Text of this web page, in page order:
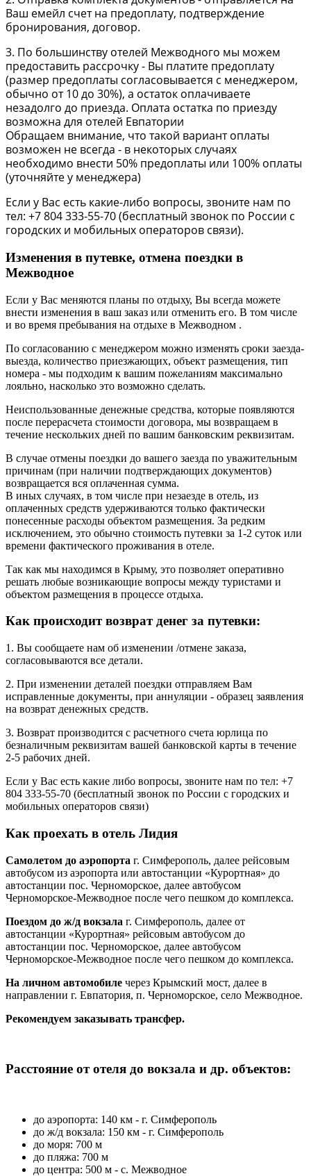
Ваш емейл счет на предоплату, подтверждение
бронирования, договор.
3. По большинству отелей Межводного мы можем
предоставить рассрочку - Вы платите предоплату
(размер предоплаты согласовывается с менеджером,
обычно от 10 до 30%), а остаток оплачиваете
незадолго до приезда. Оплата остатка по приезду
возможна для отелей Евпатории
Обращаем внимание, что такой вариант оплаты
возможен не всегда - в некоторых случаях
необходимо внести 50% предоплаты или 100% оплаты
(уточняйте у менеджера)
Если у Вас есть какие-либо вопросы, звоните нам по
тел: +7 804 333-55-70 (бесплатный звонок по России с
городских и мобильных операторов связи).
Изменения в путевке, отмена поездки в
Межводное
Если у Вас меняются планы по отдыху, Вы всегда можете
внести изменения в ваш заказ или отменить его. В том числе
и во время пребывания на отдыхе в Межводном .
По согласованию с менеджером можно изменять сроки заезда-
выезда, количество приезжающих, объект размещения, тип
номера - мы подходим к вашим пожеланиям максимально
лояльно, насколько это возможно сделать.
Неиспользованные денежные средства, которые появляются
после перерасчета стоимости договора, мы возвращаем в
течение нескольких дней по вашим банковским реквизитам.
В случае отмены поездки до вашего заезда по уважительным
причинам (при наличии подтверждающих документов)
возвращается вся оплаченная сумма.
В иных случаях, в том числе при незаезде в отель, из
оплаченных средств удерживаются только фактически
понесенные расходы объектом размещения. За редким
исключением, это обычно стоимость путевки за 1-2 суток или
времени фактического проживания в отеле.
Так как мы находимся в Крыму, это позволяет оперативно
решать любые возникающие вопросы между туристами и
объектом размещения в процессе отдыха.
Как происходит возврат денег за путевки:
1. Вы сообщаете нам об изменении /отмене заказа,
согласовываются все детали.
2. При изменении деталей поездки отправляем Вам
исправленные документы, при аннуляции - образец заявления
на возврат денежных средств.
3. Возврат производится с расчетного счета юрлица по
безналичным реквизитам вашей банковской карты в течение
2-5 рабочих дней.
Если у Вас есть какие либо вопросы, звоните нам по тел: +7
804 333-55-70 (бесплатный звонок по России с городских и
мобильных операторов связи)
Как проехать в отель Лидия
Cамолетом до аэропорта г. Симферополь, далее рейсовым
автобусом из аэропорта или автостанции «Курортная» до
автостанции пос. Черноморское, далее автобусом
Черноморское-Межводное после чего пешком до комплекса.
Поездом до ж/д вокзала г. Симферополь, далее от
автостанции «Курортная» рейсовым автобусом до
автостанции пос. Черноморское, далее автобусом
Черноморское-Межводное после чего пешком до комплекса.
На личном автомобиле через Крымский мост, далее в
направлении г. Евпатория, п. Черноморское, село Межводное.
Рекомендуем заказывать трансфер.
Расстояние от отеля до вокзала и др. объектов:
до аэропорта: 140 км - г. Симферополь
до ж/д вокзала: 150 км - г. Симферополь
до моря: 700 м
до пляжа: 700 м
до центра: 500 м - с. Межводное